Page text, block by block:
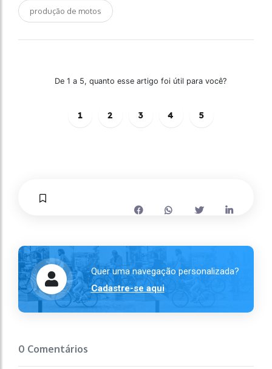
produção de motos
De 1 a 5, quanto esse artigo foi útil para você?
1 2 3 4 5
Quer uma navegação personalizada?
Cadastre-se aqui
0 Comentários